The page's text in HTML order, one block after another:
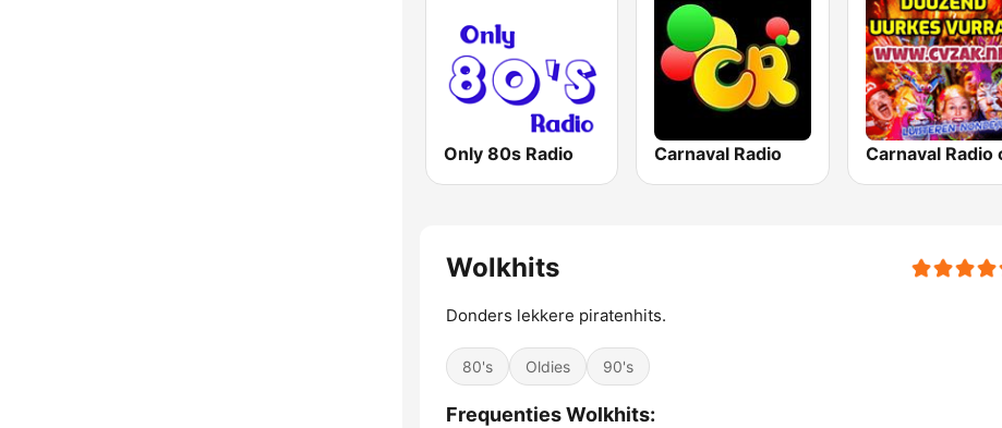
Only 80s Radio Carnaval Radio
Wolkhits
Donders lekkere piratenhits.
80's Oldies 90's
Frequenties Wolkhits: